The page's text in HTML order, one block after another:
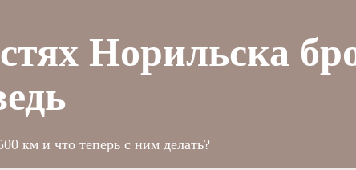
Норильска
км и что теперь с ним делать?